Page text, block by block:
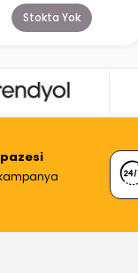
Stokta Yok